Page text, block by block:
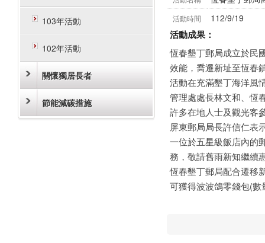
103年活動
102年活動
關懷獨居長者
節能減碳措施
活動時間 112/9/19
活動成果：
恆春墾丁郵局成立於民
效能，喬遷新址至恆春
活動在充滿墾丁海洋風
管理處處長林文和、恆
許多在地人士及觀光客
屏東郵局局長許信仁表
一位於五星級飯店內的
務，敬請舊雨新知繼續
恆春墾丁郵局配合遷移
可獲得波波鴿零錢包(